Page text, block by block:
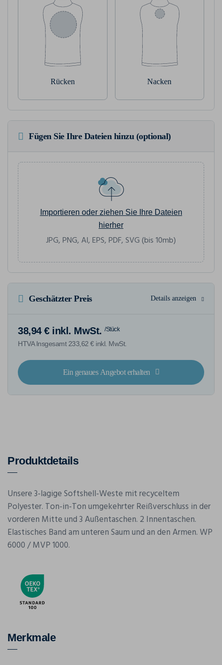
Rücken Nacken
Fügen Sie Ihre Dateien hinzu (optional)
Importieren oder ziehen Sie Ihre Dateien
hierher
JPG, PNG, AI, EPS, PDF, SVG (bis 10mb)
Geschätzter Preis Details anzeigen
38,94 € inkl. MwSt. /Stück
HTVA Insgesamt 233,62 € inkl. MwSt.
Ein genaues Angebot erhalten
Produktdetails
Unsere 3-lagige Softshell-Weste mit recyceltem
Polyester. Ton-in-Ton umgekehrter Reißverschluss in der
vorderen Mitte und 3 Außentaschen. 2 Innentaschen.
Elastisches Band am unteren Saum und an den Armen. WP
6000 / MVP 1000.
Merkmale